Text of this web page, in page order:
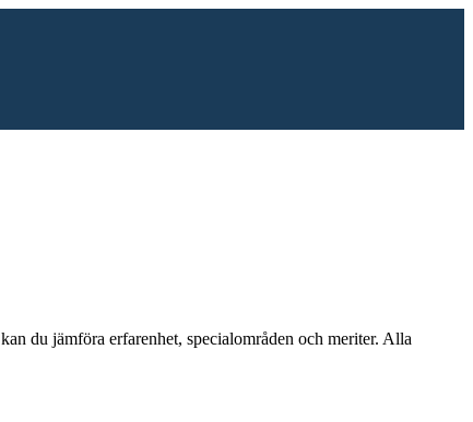
kan du jämföra erfarenhet, specialområden och meriter. Alla